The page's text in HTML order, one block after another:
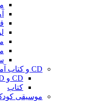
CD و کتاب آموزشی
CD و DVD
کتاب
موسیقی